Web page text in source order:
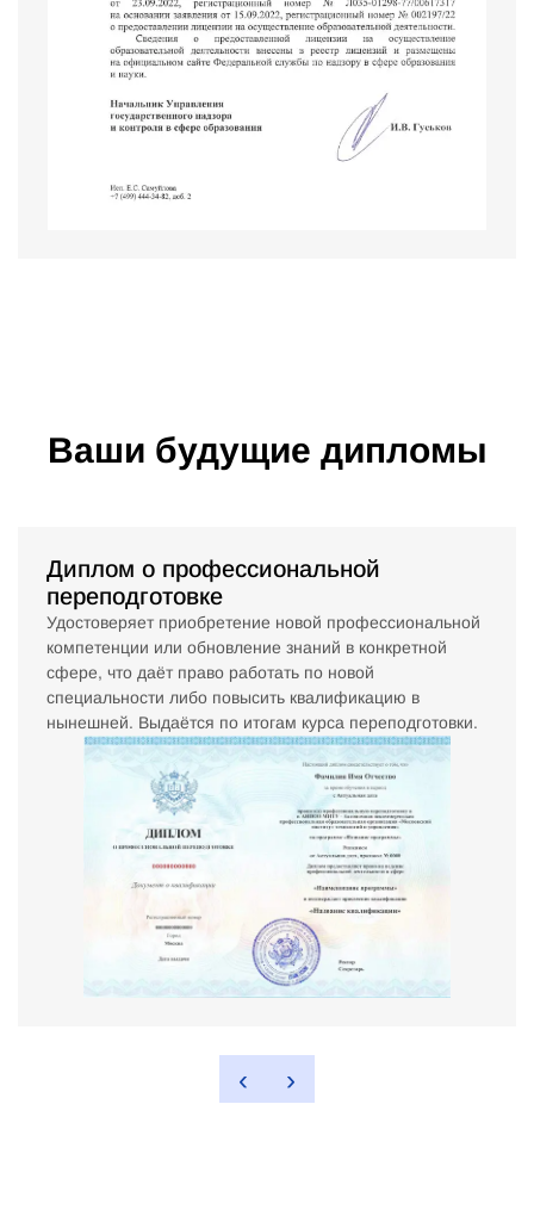
Ваши будущие дипломы
Диплом о профессиональной
переподготовке
Удостоверяет приобретение новой профессиональной
компетенции или обновление знаний в конкретной
сфере, что даёт право работать по новой
специальности либо повысить квалификацию в
нынешней. Выдаётся по итогам курса переподготовки.
‹ ›